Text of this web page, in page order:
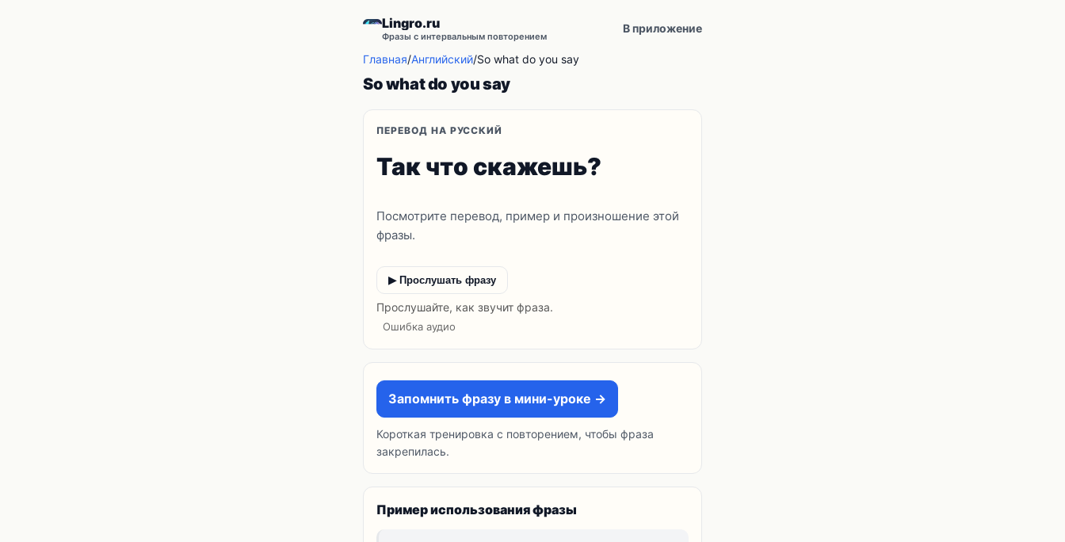
Lingro.ru
Фразы с интервальным повторением
В приложение
Главная/Английский/So what do you say
So what do you say
ПЕРЕВОД НА РУССКИЙ
Так что скажешь?
Посмотрите перевод, пример и произношение этой
фразы.
▶ Прослушать фразу
Прослушайте, как звучит фраза.
Ошибка аудио
Запомнить фразу в мини-уроке →
Короткая тренировка с повторением, чтобы фраза
закрепилась.
Пример использования фразы